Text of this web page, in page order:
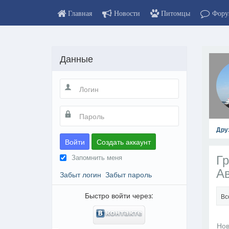
Главная Новости Питомцы
Данные
Войти Создать аккаунт
Запомнить меня
Забыт логин Забыт пароль
Быстро войти через: